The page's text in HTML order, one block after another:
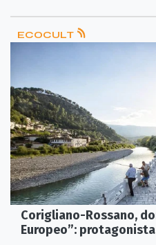
ECOCULT
Corigliano-Rossano,
Europeo”: